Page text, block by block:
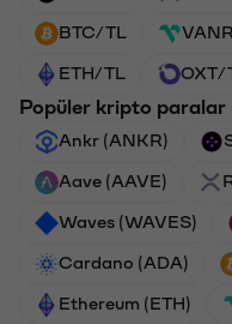
BTC/TL
ETH/TL OXT/
Popüler kripto paralar
Ankr (ANKR)
Aave (AAVE)
Waves (WAVES)
Cardano (ADA)
Ethereum (ETH)